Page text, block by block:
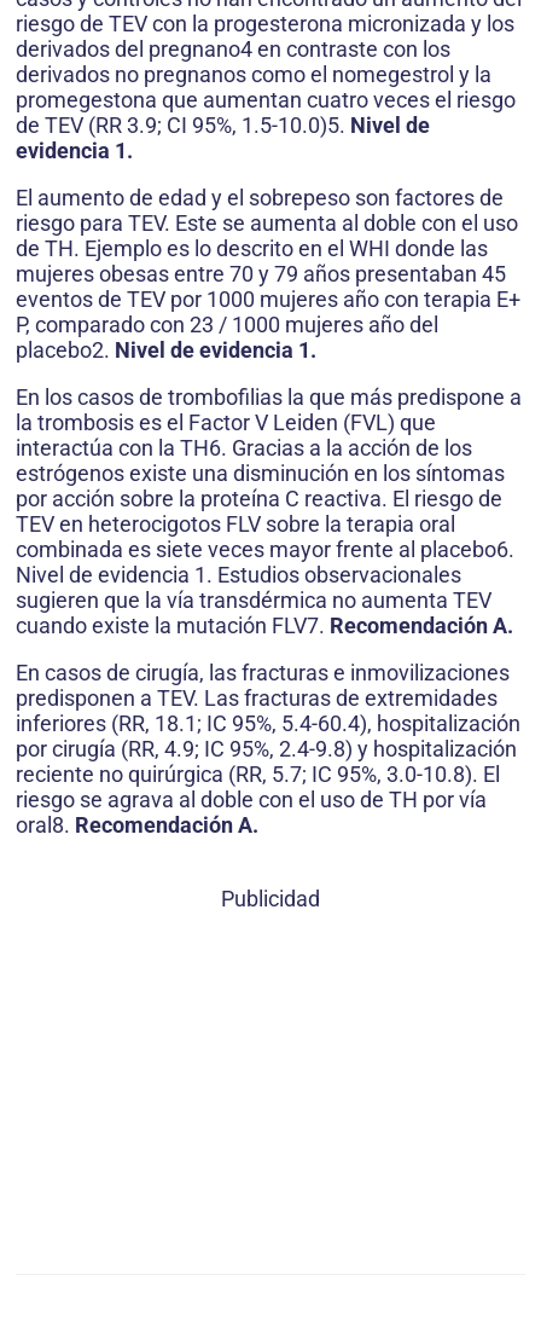
riesgo de TEV con la progesterona micronizada y los
derivados del pregnano4 en contraste con los
derivados no pregnanos como el nomegestrol y la
promegestona que aumentan cuatro veces el riesgo
de TEV (RR 3.9; CI 95%, 1.5-10.0)5. Nivel de
evidencia 1.
El aumento de edad y el sobrepeso son factores de
riesgo para TEV. Este se aumenta al doble con el uso
de TH. Ejemplo es lo descrito en el WHI donde las
mujeres obesas entre 70 y 79 años presentaban 45
eventos de TEV por 1000 mujeres año con terapia E+
P, comparado con 23 / 1000 mujeres año del
placebo2. Nivel de evidencia 1.
En los casos de trombofilias la que más predispone a
la trombosis es el Factor V Leiden (FVL) que
interactúa con la TH6. Gracias a la acción de los
estrógenos existe una disminución en los síntomas
por acción sobre la proteína C reactiva. El riesgo de
TEV en heterocigotos FLV sobre la terapia oral
combinada es siete veces mayor frente al placebo6.
Nivel de evidencia 1. Estudios observacionales
sugieren que la vía transdérmica no aumenta TEV
cuando existe la mutación FLV7. Recomendación A.
En casos de cirugía, las fracturas e inmovilizaciones
predisponen a TEV. Las fracturas de extremidades
inferiores (RR, 18.1; IC 95%, 5.4-60.4), hospitalización
por cirugía (RR, 4.9; IC 95%, 2.4-9.8) y hospitalización
reciente no quirúrgica (RR, 5.7; IC 95%, 3.0-10.8). El
riesgo se agrava al doble con el uso de TH por vía
oral8. Recomendación A.
Publicidad